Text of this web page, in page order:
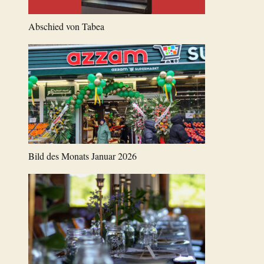
Abschied von Tabea
Bild des Monats Januar 2026